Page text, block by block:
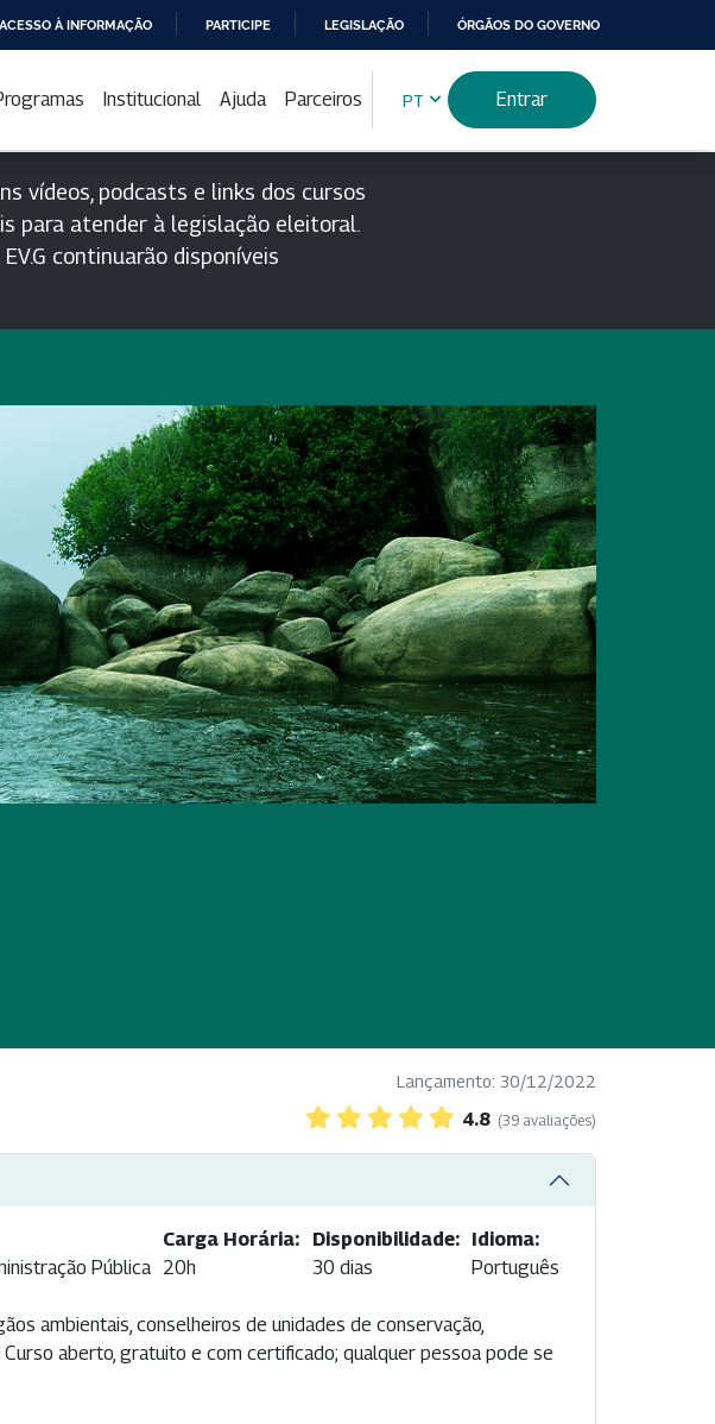
ACESSO À INFORMAÇÃO PARTICIPE LEGISLAÇÃO ÓRGÃOS DO GOVERNO
Institucional Ajuda Parceiros PT Entrar
vídeos, podcasts e links dos cursos
para atender à legislação eleitoral.
continuarão disponíveis
Lançamento: 30/12/2022
4.8 (39 avaliações)
Pública
Carga Horária:
20h
Disponibilidade:
30 dias
Idioma:
Português
ambientais, conselheiros de unidades de conservação,
aberto, gratuito e com certificado; qualquer pessoa pode se